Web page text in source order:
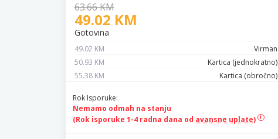
63.66 KM
49.02 KM
Gotovina
49.02 KM
Virman
50.93 KM
Kartica (jednokratno)
55.38 KM
Kartica (obročno)
Rok Isporuke:
Nemamo odmah na stanju
(Rok isporuke 1-4 radna dana od avansne uplate)